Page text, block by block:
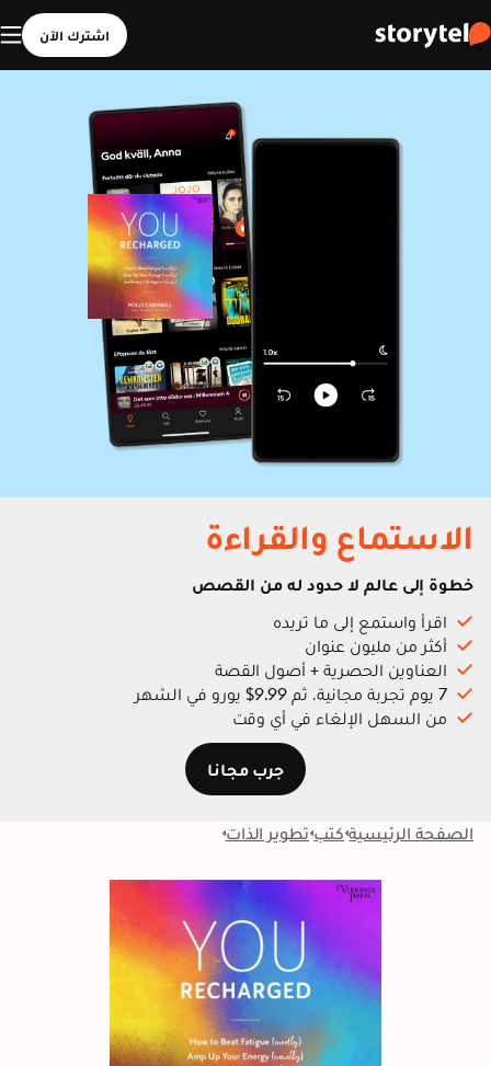
اشترك الآن
الاستماع والقراءة
خطوة إلى عالم لا حدود له من القصص
اقرأ واستمع إلى ما تريده
أكثر من مليون عنوان
العناوين الحصرية + أصول القصة
7 يوم تجربة مجانية، ثم 9.99$ يورو في الشهر
من السهل الإلغاء في أي وقت
جرب مجانا
الصفحة الرئيسية كتب تطوير الذات